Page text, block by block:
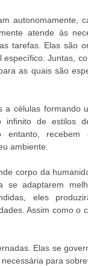
autonomamente,
atende às
tarefas. Elas são
Juntas,
as quais são
a células formando
infinito de estilos
ambiente.
corpo da
se adaptarem
eles
Assim como o
Elas se
para